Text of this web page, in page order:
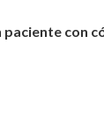
con